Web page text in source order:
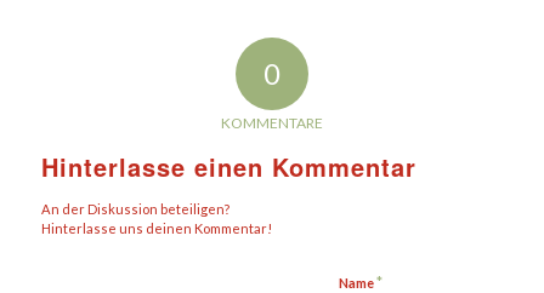
0
KOMMENTARE
Hinterlasse einen Kommentar
An der Diskussion beteiligen?
Hinterlasse uns deinen Kommentar!
Name*